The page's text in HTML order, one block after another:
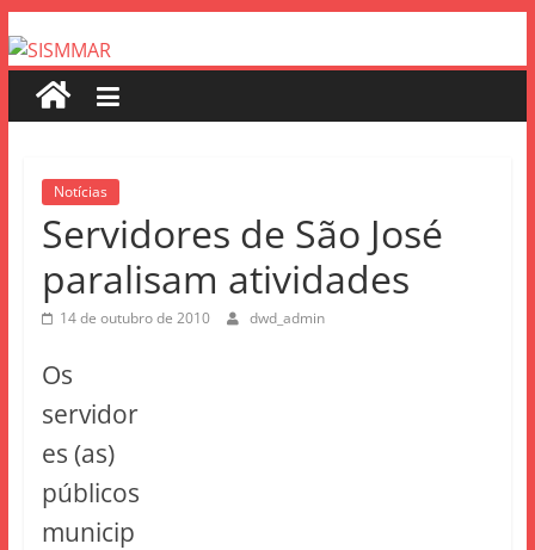
Notícias
Servidores de São José
paralisam atividades
14 de outubro de 2010 dwd_admin
Os
servidor
es (as)
públicos
municip